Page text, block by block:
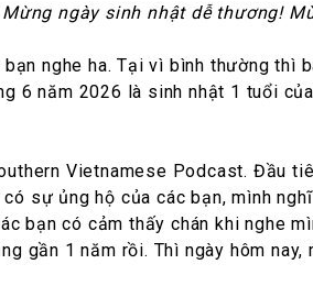
ngày sinh nhật dễ thương!
nghe ha. Tại vì bình thường thì
6 năm 2026 là sinh nhật 1 tuổi
Vietnamese Podcast. Đầu
sự ủng hộ của các bạn, mình
bạn có cảm thấy chán khi nghe
gần 1 năm rồi. Thì ngày hôm nay,